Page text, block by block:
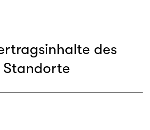
des
Standorte